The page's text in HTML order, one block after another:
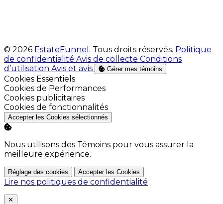
© 2026 EstateFunnel . Tous droits réservés. Politique
de confidentialité Avis de collecte Conditions
d’utilisation Avis et avis Gérer mes témoins
Activer
Cookies Essentiels
Activer
Cookies de Performances
Activer
Cookies publicitaires
Activer
Cookies de fonctionnalités
Accepter les Cookies sélectionnés
Nous utilisons des Témoins pour vous assurer la
meilleure expérience.
Réglage des cookies Accepter les Cookies
Lire nos politiques de confidentialité
Close
✕